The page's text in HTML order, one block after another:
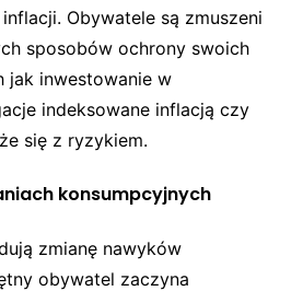
Obywatele są zmuszeni
sposobów ochrony swoich
jak inwestowanie w
indeksowane inflacją czy
się z ryzykiem.
konsumpcyjnych
zmianę nawyków
obywatel zaczyna